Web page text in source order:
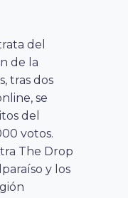
del
de la
tras dos
se
del
votos.
The Drop
y los